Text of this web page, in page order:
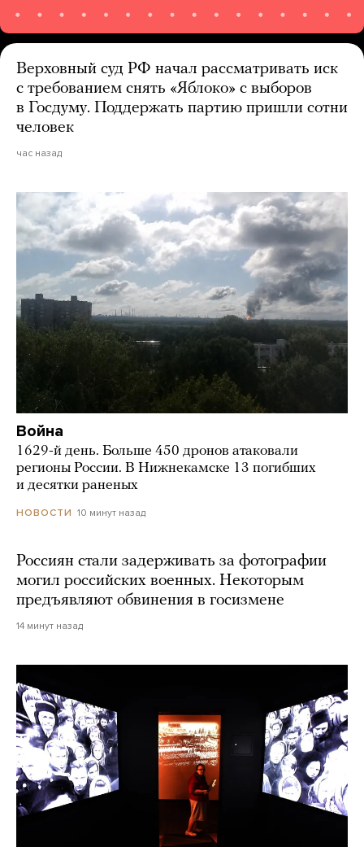
Верховный суд РФ начал рассматривать иск
с требованием снять «Яблоко» с выборов
в Госдуму. Поддержать партию пришли сотни
человек
час назад
Война
1629-й день. Больше 450 дронов атаковали
регионы России. В Нижнекамске 13 погибших
и десятки раненых
НОВОСТИ 10 минут назад
Россиян стали задерживать за фотографии
могил российских военных. Некоторым
предъявляют обвинения в госизмене
14 минут назад